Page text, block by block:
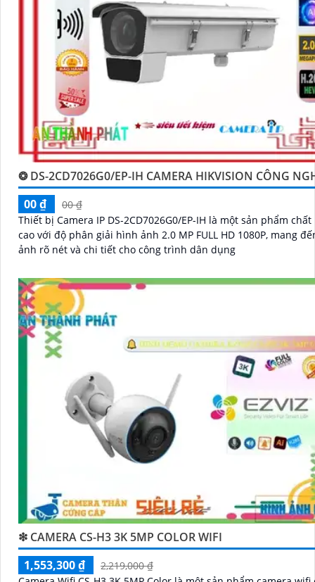
❂ DS-2CD7026G0/EP-IH CAMERA HIKVISION CÔNG
00 ₫
00 ₫
Thiết bị Camera IP DS-2CD7026G0/EP-IH là một sản phẩm
cao với độ phân giải hình ảnh 2.0 MP FULL HD 1080P, mang
ảnh rõ nét và chi tiết cho công trình dân dụng
❇ CAMERA CS-H3 3K 5MP COLOR WIFI
1,553,300 ₫
2,219,000 ₫